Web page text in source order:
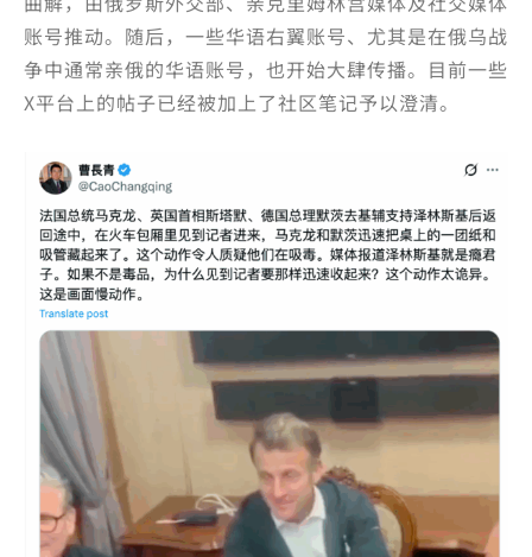
账号推动。随后，一些华语右翼账号、尤其是在俄乌战
争中通常亲俄的华语账号，也开始大肆传播。目前一些
X平台上的帖子已经被加上了社区笔记予以澄清。